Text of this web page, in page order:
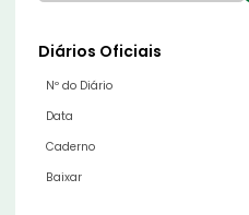
Diários Oficiais
Nº do Diário
Data
Caderno
Baixar